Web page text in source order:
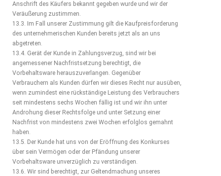
Anschrift des Käufers bekannt gegeben wurde und wir der
Veräußerung zustimmen.
13.3. Im Fall unserer Zustimmung gilt die Kaufpreisforderung
des unternehmerischen Kunden bereits jetzt als an uns
abgetreten.
13.4. Gerät der Kunde in Zahlungsverzug, sind wir bei
angemessener Nachfristsetzung berechtigt, die
Vorbehaltsware herauszuverlangen. Gegenüber
Verbrauchern als Kunden dürfen wir dieses Recht nur ausüben,
wenn zumindest eine rückständige Leistung des Verbrauchers
seit mindestens sechs Wochen fällig ist und wir ihn unter
Androhung dieser Rechtsfolge und unter Setzung einer
Nachfrist von mindestens zwei Wochen erfolglos gemahnt
haben.
13.5. Der Kunde hat uns von der Eröffnung des Konkurses
über sein Vermögen oder der Pfändung unserer
Vorbehaltsware unverzüglich zu verständigen.
13.6. Wir sind berechtigt, zur Geltendmachung unseres